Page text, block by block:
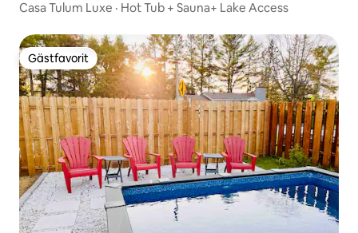
Casa Tulum Luxe · Hot Tub + Sauna+ Lake Access
Gästfavorit
Gästfavorit